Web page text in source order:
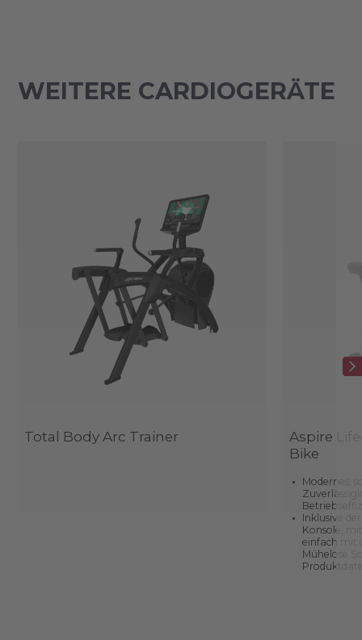
WEITERE CARDIOGERÄTE
Total Body Arc Trainer
Aspire
Bike
Modernes,
Inklusive
Konsole,
einfach mit
Mühelose